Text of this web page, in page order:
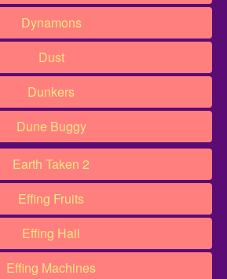
Dynamons
Dust
Dunkers
Dune Buggy
Earth Taken 2
Effing Fruits
Effing Hail
Effing Machines